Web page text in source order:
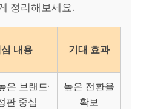
정리해보세요.
내용 기대 효과
은 브랜드·
판 중심
높은 전환율
확보